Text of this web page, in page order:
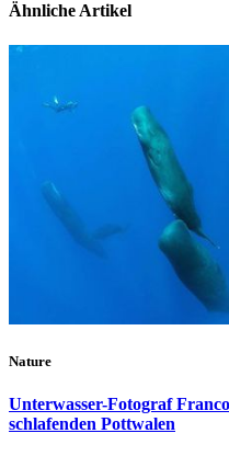
Ähnliche Artikel
Nature
Unterwasser-Fotograf
schlafenden Pottwalen